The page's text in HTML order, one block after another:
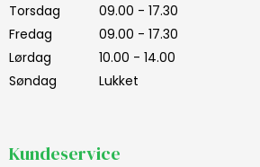
Torsdag
09.00 - 17.30
Fredag
09.00 - 17.30
Lørdag
10.00 - 14.00
Søndag
Lukket
Kundeservice